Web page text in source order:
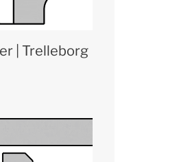
| Trelleborg